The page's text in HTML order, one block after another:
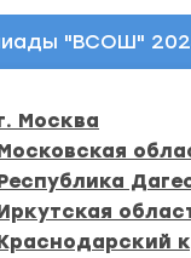
"ВСОШ"
Москва